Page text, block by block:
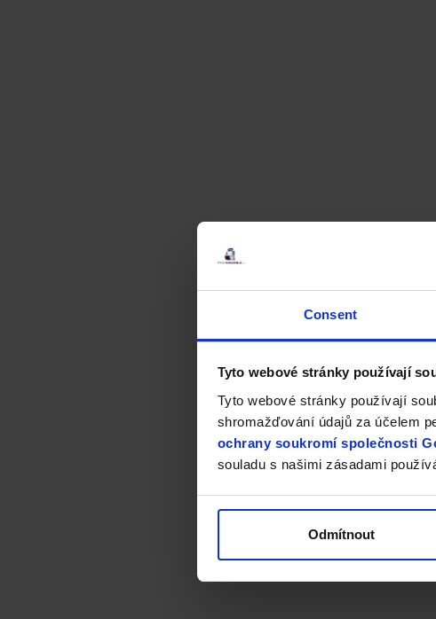
Consent
Tyto webové stránky používají
Tyto webové stránky používají
shromažďování údajů za účelem
ochrany soukromí společnosti
souladu s našimi zásadami
Odmítnout